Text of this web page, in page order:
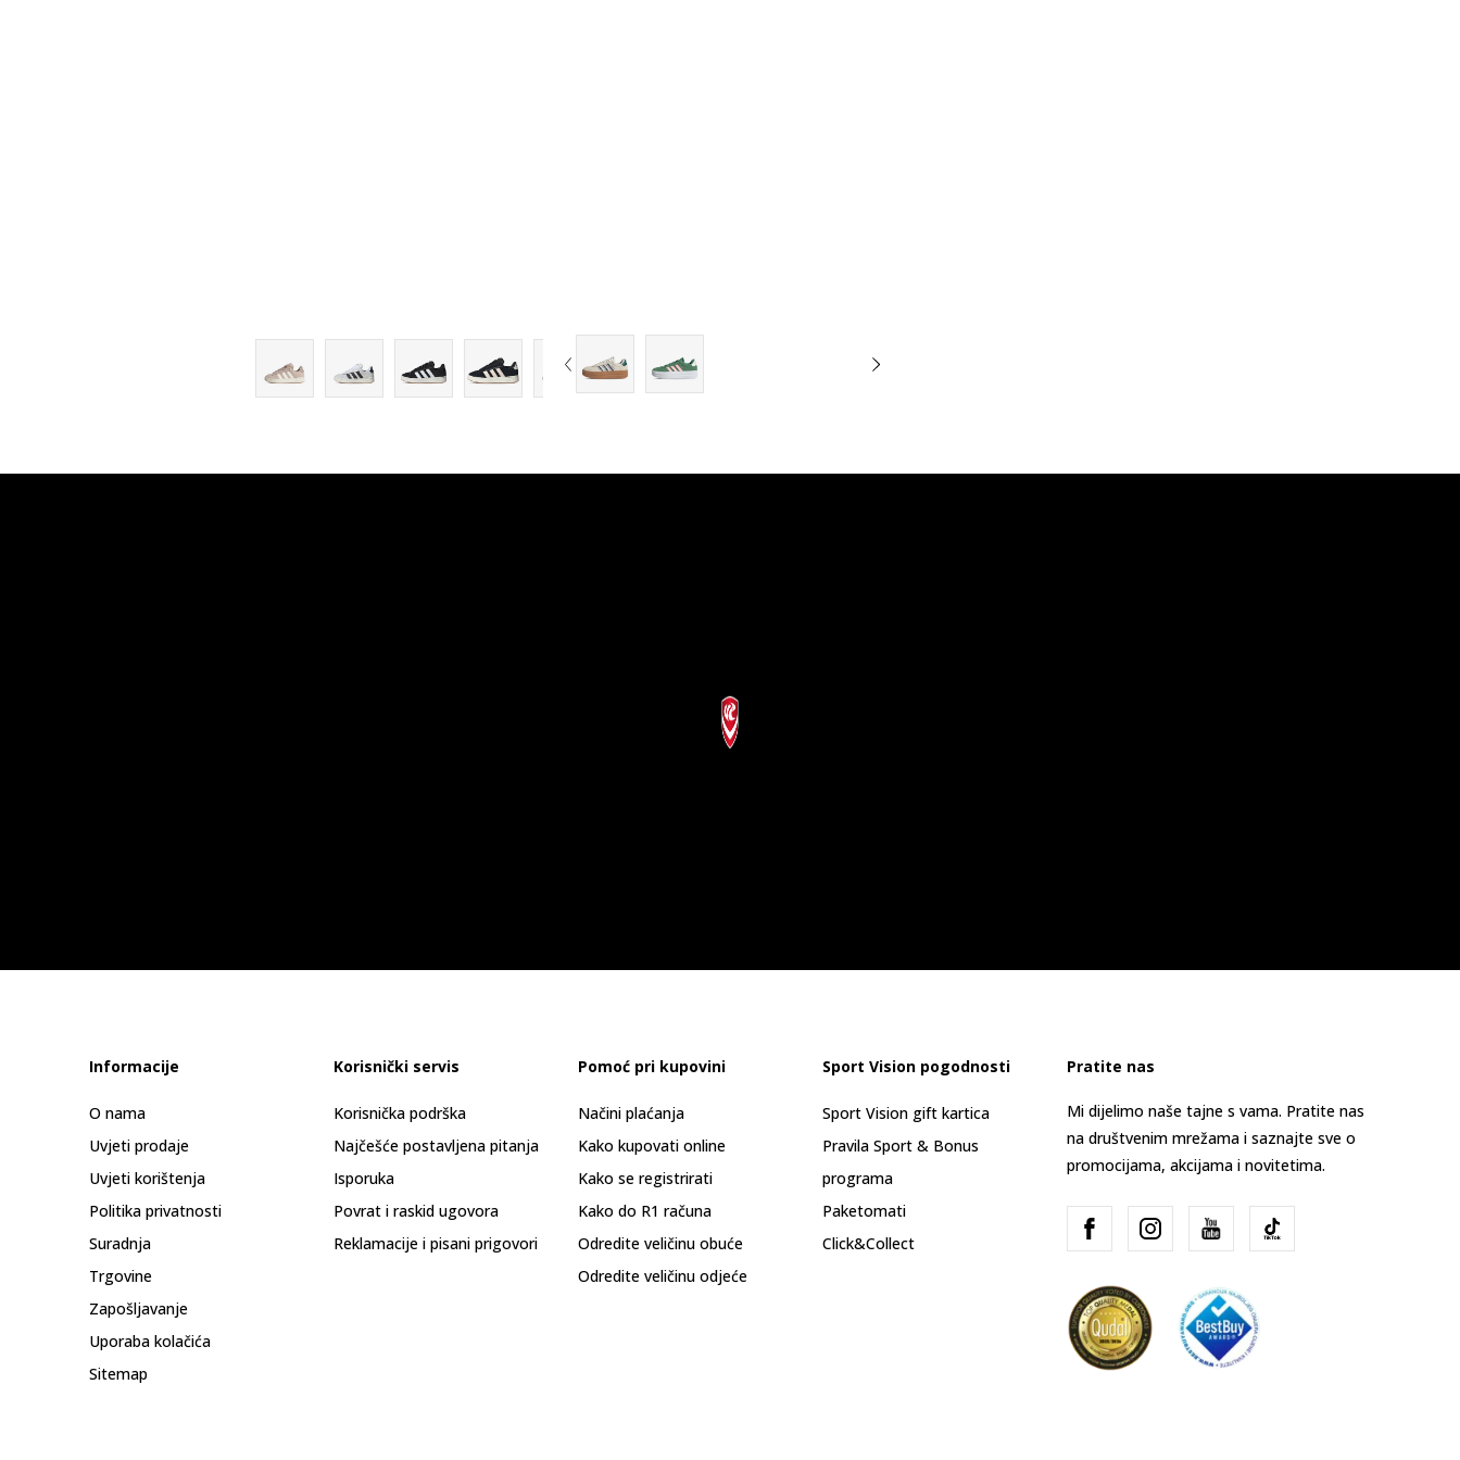
Informacije
O nama
Uvjeti prodaje
Uvjeti korištenja
Politika privatnosti
Suradnja
Trgovine
Zapošljavanje
Uporaba kolačića
Sitemap
Korisnički servis
Korisnička podrška
Najčešće postavljena pitanja
Isporuka
Povrat i raskid ugovora
Reklamacije i pisani prigovori
Pomoć pri kupovini
Načini plaćanja
Kako kupovati online
Kako se registrirati
Kako do R1 računa
Odredite veličinu obuće
Odredite veličinu odjeće
Sport Vision pogodnosti
Sport Vision gift kartica
Pravila Sport & Bonus
programa
Paketomati
Click&Collect
Pratite nas
Mi dijelimo naše tajne s vama. Pratite nas
na društvenim mrežama i saznajte sve o
promocijama, akcijama i novitetima.